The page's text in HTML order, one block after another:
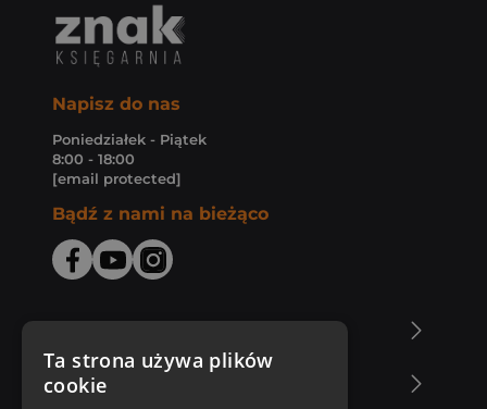
Napisz do nas
Poniedziałek - Piątek
8:00 - 18:00
[email protected]
Bądź z nami na bieżąco
Zakupy u nas
Ta strona używa plików
cookie